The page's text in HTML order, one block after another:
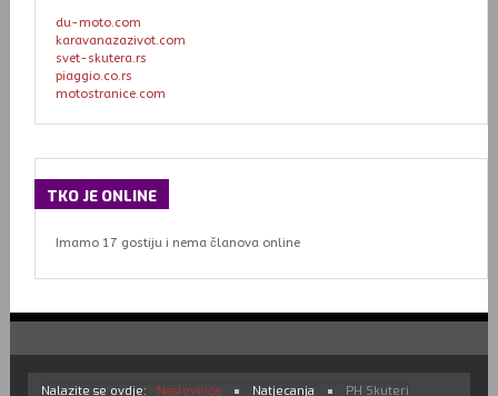
du-moto.com
karavanazazivot.com
svet-skutera.rs
piaggio.co.rs
motostranice.com
TKO JE ONLINE
Imamo 17 gostiju i nema članova online
Nalazite se ovdje: Naslovnica Natjecanja PH Skuteri